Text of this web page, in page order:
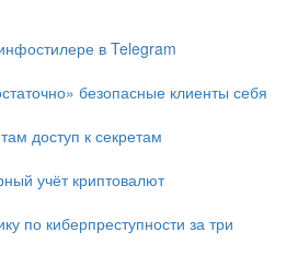
в Telegram
безопасные клиенты себя
доступ к секретам
учёт криптовалют
по киберпреступности за три